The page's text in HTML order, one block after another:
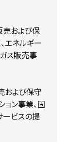
売および保
エネルギー
ス販売事
および保守
ョン事業、固
ービスの提